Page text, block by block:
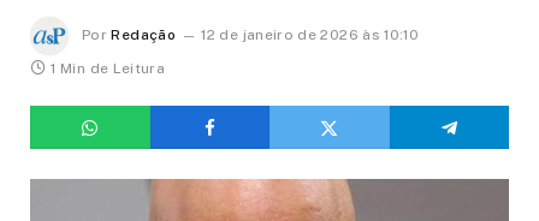
Por Redação
12 de janeiro de 2026 às 10:10
1 Min de Leitura